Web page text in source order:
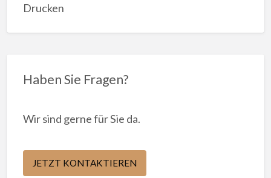
Drucken
Haben Sie Fragen?
Wir sind gerne für Sie da.
JETZT KONTAKTIEREN